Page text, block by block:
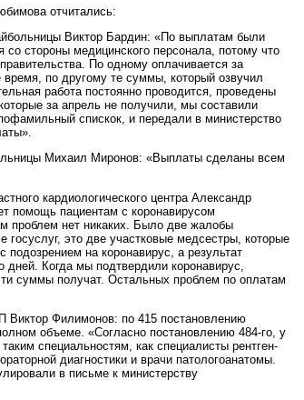
отчитались:
Виктор Бардин: «По выплатам были
со стороны медицинского персонала, потому что
По одному оплачивается за
время, по другому те суммы, который озвучил
работа постоянно проводится, проведены
за апрель не получили, мы составили
спискок, и передали в министерство
Михаил Миронов: «Выплаты сделаны всем
кардиологического центра Александр
помощь пациентам с коронавирусом
проблем нет никаких. Было две жалобы
госуслуг, это две участковые медсестры, которые
подозрением на коронавирус, а результат
дней. Когда мы подтвердили коронавирус,
суммы получат. Остальных проблем по оплатам
Виктор Филимонов: по 415 постановлению
объеме. «Согласно постановлению 484-го, у
специальностям, как специалисты рентген-
диагностики и врачи патологоанатомы.
в письме к министерству